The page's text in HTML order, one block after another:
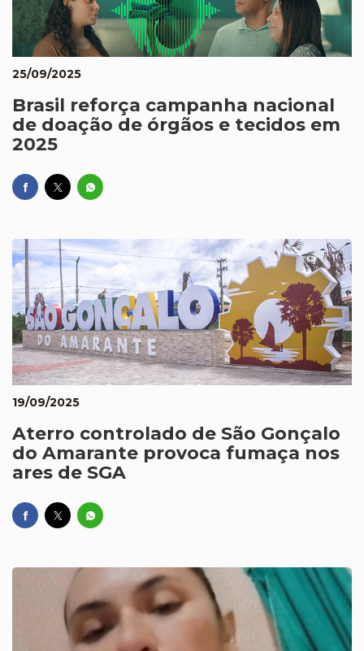
25/09/2025
Brasil reforça campanha nacional
de doação de órgãos e tecidos em
2025
19/09/2025
Aterro controlado de São Gonçalo
do Amarante provoca fumaça nos
ares de SGA